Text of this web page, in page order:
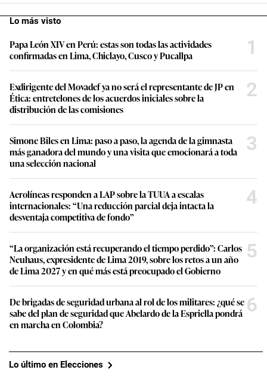
Lo más visto
Papa León XIV en Perú: estas son todas las actividades
confirmadas en Lima, Chiclayo, Cusco y Pucallpa
1
Exdirigente del Movadef ya no será el representante de JP en
Ética: entretelones de los acuerdos iniciales sobre la
distribución de las comisiones
2
Simone Biles en Lima: paso a paso, la agenda de la gimnasta
más ganadora del mundo y una visita que emocionará a toda
una selección nacional
3
Aerolíneas responden a LAP sobre la TUUA a escalas
internacionales: “Una reducción parcial deja intacta la
desventaja competitiva de fondo”
4
“La organización está recuperando el tiempo perdido”: Carlos
Neuhaus, expresidente de Lima 2019, sobre los retos a un año
de Lima 2027 y en qué más está preocupado el Gobierno
5
De brigadas de seguridad urbana al rol de los militares: ¿qué se
sabe del plan de seguridad que Abelardo de la Espriella pondrá
en marcha en Colombia?
6
Lo último en Elecciones